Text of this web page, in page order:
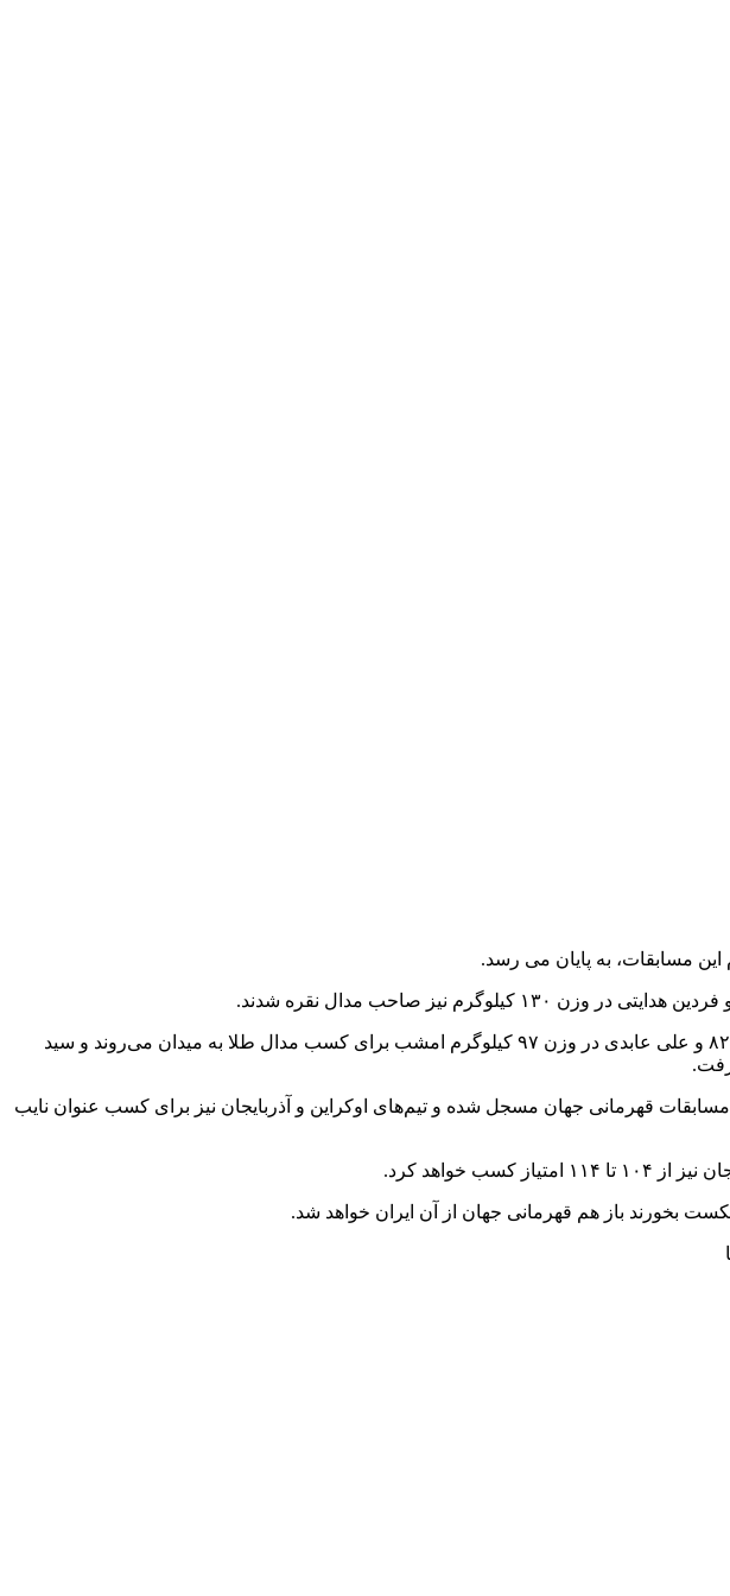
ایران در ۵ وزن دوم نیز شانس رسیدن به ۲ مدال طلا و ۳ برنز را دارد، سعید اسماعیلی در ۶۰، علیرضا مهمدی در ۸۲ و علی عابدی در وزن ۹۷ کیلوگرم امشب برای کسب مدال طلا به میدان می‌روند و سید
ایران در مسابقات قهرمانی جهان مسجل شده و تیم‌های اوکراین و آذربایجان نیز برای کسب عنوان نایب